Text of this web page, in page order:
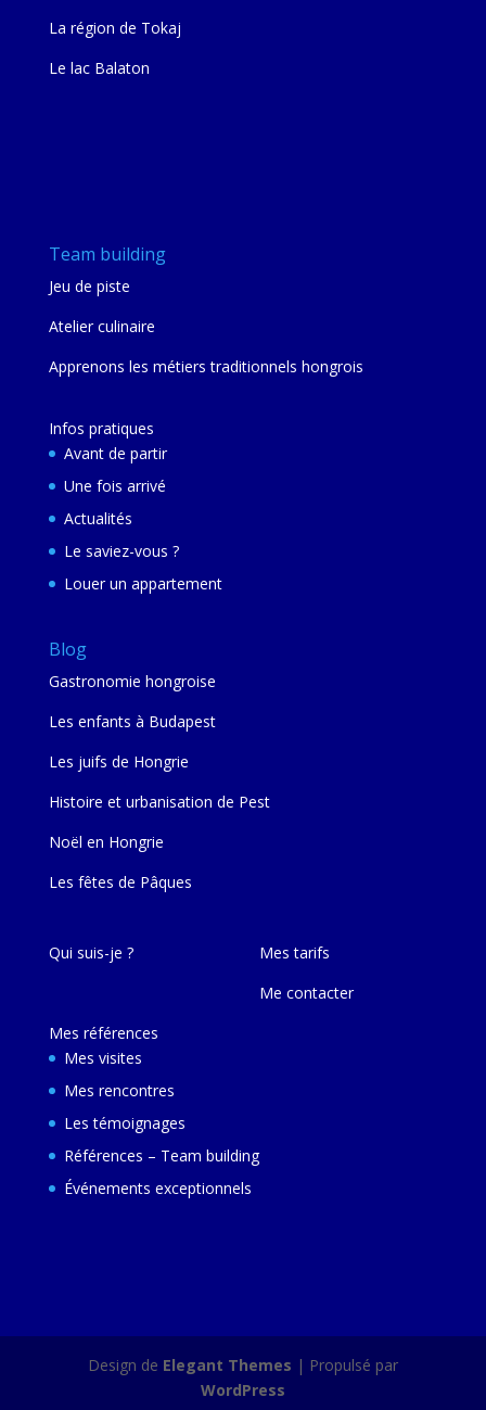
La région de Tokaj
Le lac Balaton
Team building
Jeu de piste
Atelier culinaire
Apprenons les métiers traditionnels hongrois
Infos pratiques
Avant de partir
Une fois arrivé
Actualités
Le saviez-vous ?
Louer un appartement
Blog
Gastronomie hongroise
Les enfants à Budapest
Les juifs de Hongrie
Histoire et urbanisation de Pest
Noël en Hongrie
Les fêtes de Pâques
Qui suis-je ?
Mes références
Mes visites
Mes rencontres
Les témoignages
Références – Team building
Événements exceptionnels
Mes tarifs
Me contacter
Design de Elegant Themes | Propulsé par
WordPress